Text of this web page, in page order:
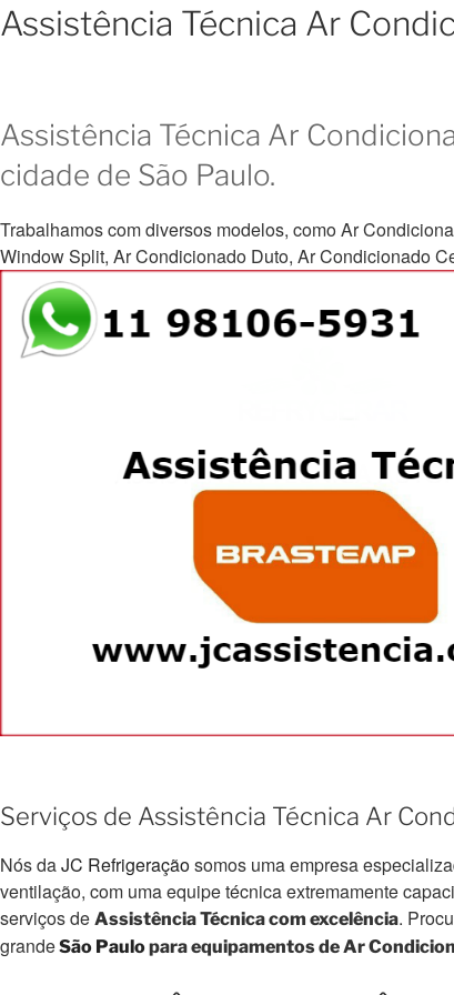
Assistência Técnica Ar
Assistência Técnica Ar
cidade de São Paulo.
Trabalhamos com diversos modelos, como Ar
Window Split, Ar Condicionado Duto, Ar Condicionado
Serviços de Assistência Técnica Ar
Nós daJC Refrigeraçãosomos uma empresa
ventilação, com uma equipe técnica extremamente
serviços de Assistência Técnica com excelência.
grandeSão Paulopara equipamentos de Ar